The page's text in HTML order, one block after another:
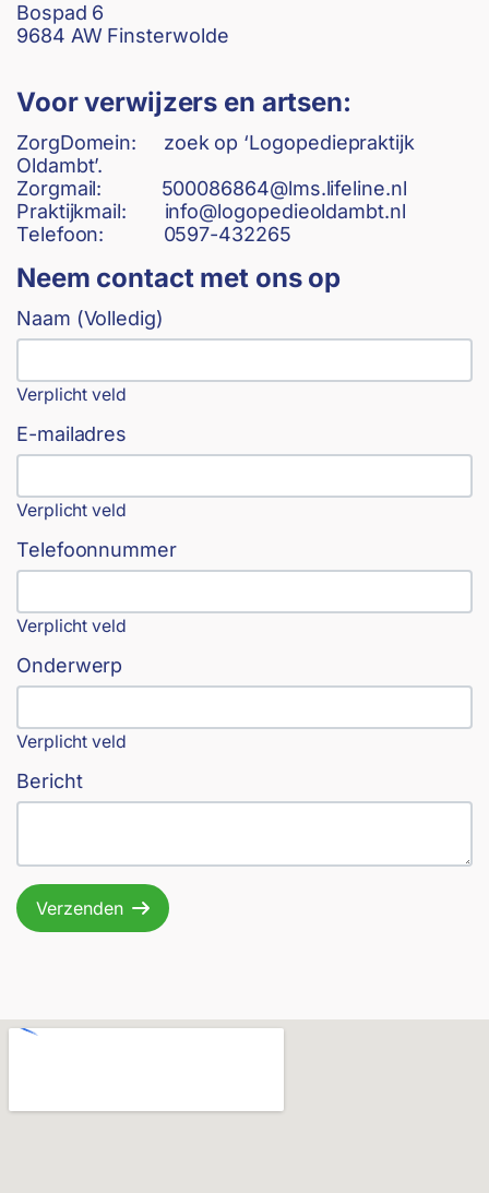
Bospad 6
9684 AW Finsterwolde
Voor verwijzers en artsen:
ZorgDomein: zoek op ‘Logopediepraktijk
Oldambt’.
Zorgmail: 500086864@lms.lifeline.nl
Praktijkmail: info@logopedieoldambt.nl
Telefoon: 0597-432265
Neem contact met ons op
Naam (Volledig)
Verplicht veld
E-mailadres
Verplicht veld
Telefoonnummer
Verplicht veld
Onderwerp
Verplicht veld
Bericht
Verzenden